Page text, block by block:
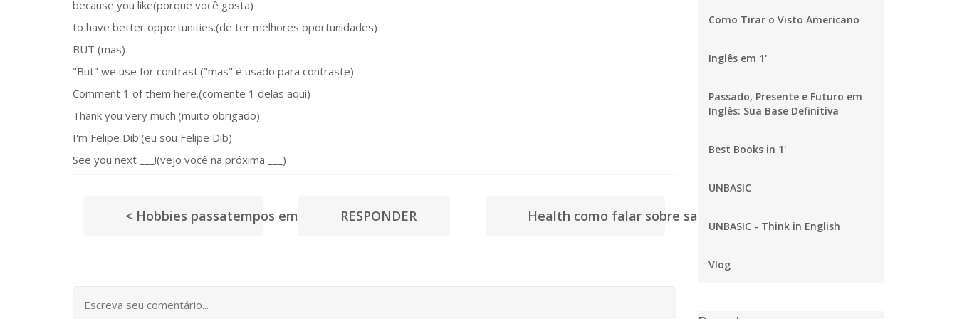
because you like(porque você gosta)
to have better opportunities.(de ter melhores oportunidades)
BUT (mas)
"But" we use for contrast.("mas" é usado para contraste)
Comment 1 of them here.(comente 1 delas aqui)
Thank you very much.(muito obrigado)
I'm Felipe Dib.(eu sou Felipe Dib)
See you next ___!(vejo você na próxima ___)
< Hobbies passatempos em inglês os mais comuns!
RESPONDER Health como falar sobre saúde em inglês? >
Como Tirar o Visto Americano
Inglês em 1'
Passado, Presente e Futuro em
Inglês: Sua Base Definitiva
Best Books in 1'
UNBASIC
UNBASIC - Think in English
Vlog